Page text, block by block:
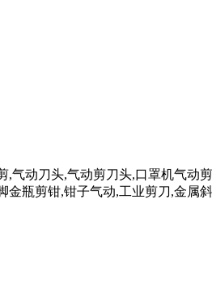
气动刀头,气动剪刀头,口罩机气动
瓶剪钳,钳子气动,工业剪刀,金属